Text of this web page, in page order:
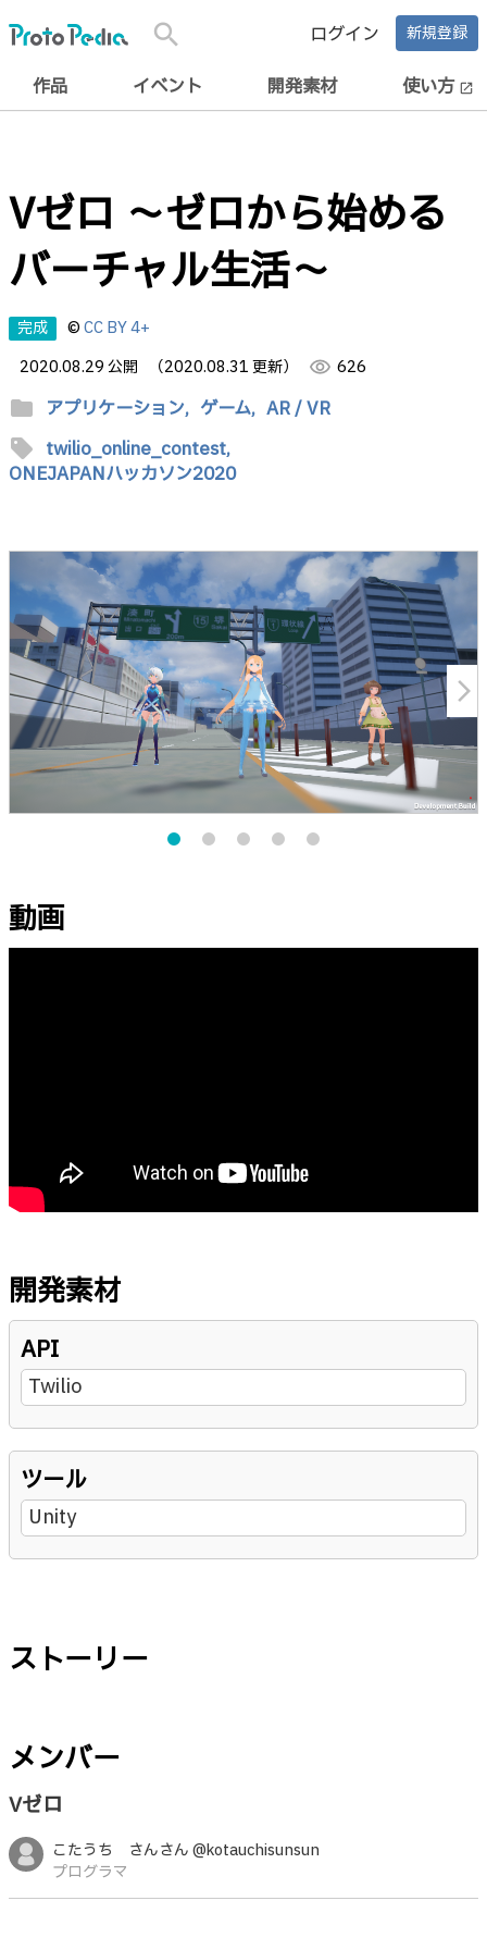
search ログイン 新規登録
作品 イベント 開発素材 使い方 open_in_new
Vゼロ ～ゼロから始める
バーチャル生活～
完成 ©CC BY 4+
2020.08.29 公開
（2020.08.31 更新） visibility 626
folder アプリケーション, ゲーム, AR / VR
sell twilio_online_contest,
ONEJAPANハッカソン2020
arrow_forward_ios
動画
開発素材
API
Twilio
ツール
Unity
ストーリー
メンバー
Vゼロ
こたうち さんさん @kotauchisunsun
プログラマ